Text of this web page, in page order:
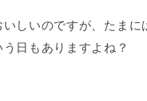
いしいのですが、たまに
日もありますよね？